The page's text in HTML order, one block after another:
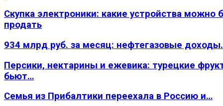
Скупка электроники: какие устройства можно
продать
934 млрд руб. за месяц: нефтегазовые
Персики, нектарины и ежевика: турецкие
бьют…
Семья из Прибалтики переехала в Россию и…